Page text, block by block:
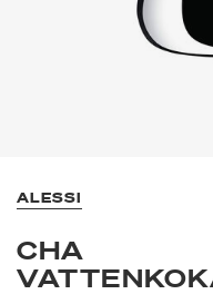
ALESSI
CHA